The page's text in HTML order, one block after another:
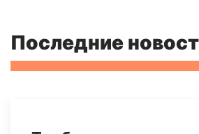
Последние